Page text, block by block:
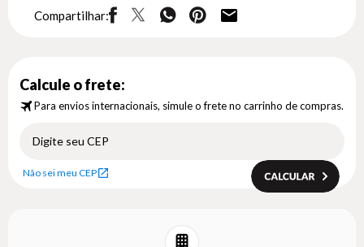
Compartilhar:
Calcule o frete:
Para envios internacionais, simule o frete no carrinho de compras.
Não sei meu CEP